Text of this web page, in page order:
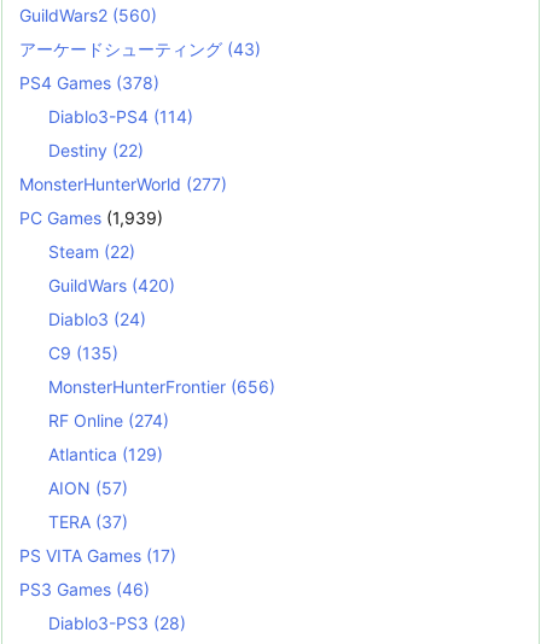
GuildWars2 (560)
アーケードシューティング (43)
PS4 Games (378)
Diablo3-PS4 (114)
Destiny (22)
MonsterHunterWorld (277)
PC Games (1,939)
Steam (22)
GuildWars (420)
Diablo3 (24)
C9 (135)
MonsterHunterFrontier (656)
RF Online (274)
Atlantica (129)
AION (57)
TERA (37)
PS VITA Games (17)
PS3 Games (46)
Diablo3-PS3 (28)